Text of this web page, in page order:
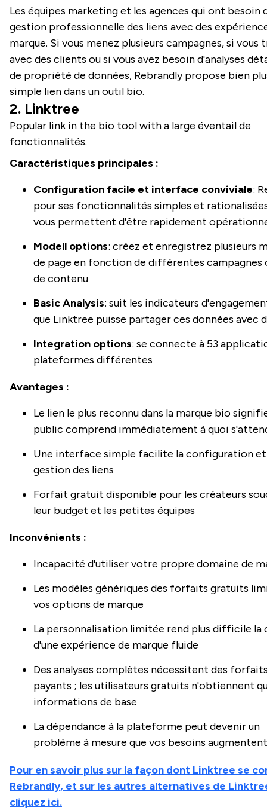
Les équipes marketing et les agences qui ont besoin
gestion professionnelle des liens avec des
marque. Si vous menez plusieurs campagnes, si vous
avec des clients ou si vous avez besoin d'analyses
de propriété de données, Rebrandly propose bien
simple lien dans un outil bio.
2. Linktree
Popular link in the bio tool with a large éventail de
fonctionnalités.
Caractéristiques principales :
Configuration facile et interface conviviale:
pour ses fonctionnalités simples et
vous permettent d'être rapidement
Modell options: créez et enregistrez plusieurs
de page en fonction de différentes campagnes
de contenu
Basic Analysis: suit les indicateurs
que Linktree puisse partager ces données avec
Integration options: se connecte à 53
plateformes différentes
Avantages :
Le lien le plus reconnu dans la marque bio
public comprend immédiatement à quoi
Une interface simple facilite la configuration et
gestion des liens
Forfait gratuit disponible pour les créateurs
leur budget et les petites équipes
Inconvénients :
Incapacité d'utiliser votre propre domaine de
Les modèles génériques des forfaits gratuits
vos options de marque
La personnalisation limitée rend plus difficile la
d'une expérience de marque fluide
Des analyses complètes nécessitent des
payants ; les utilisateurs gratuits n'obtiennent
informations de base
La dépendance à la plateforme peut devenir un
problème à mesure que vos besoins augmentent
Pour en savoir plus sur la façon dont Linktree se
Rebrandly, et sur les autres alternatives de
cliquez ici.